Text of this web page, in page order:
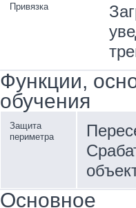
Привязка
Функции,
обучения
Защита
периметра
Основное